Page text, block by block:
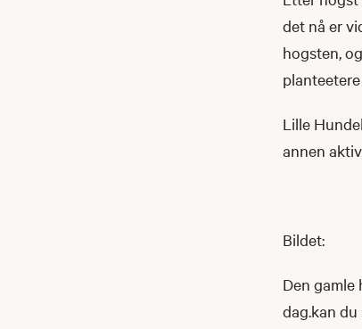
det nå er
hogsten,
Lille
annen
Bildet:
Den gamle
dag.kan